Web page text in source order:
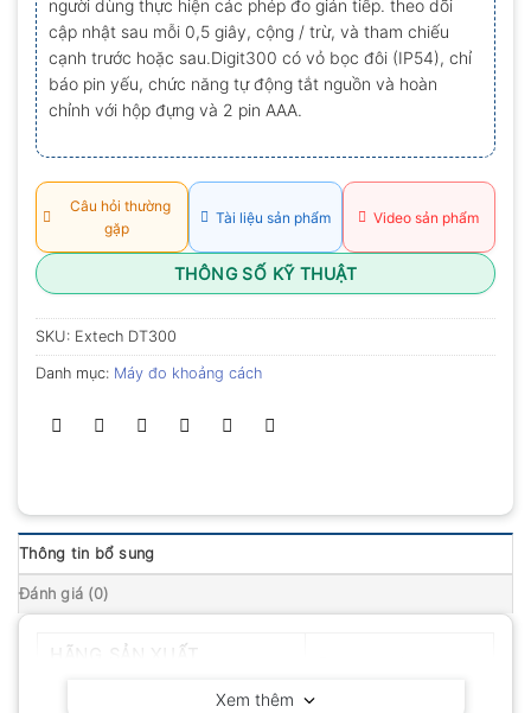
người dùng thực hiện các phép đo gián tiếp. theo dõi
cập nhật sau mỗi 0,5 giây, cộng / trừ, và tham chiếu
cạnh trước hoặc sau.Digit300 có vỏ bọc đôi (IP54), chỉ
báo pin yếu, chức năng tự động tắt nguồn và hoàn
chỉnh với hộp đựng và 2 pin AAA.
Câu hỏi thường
gặp
Tài liệu sản phẩm Video sản phẩm
THÔNG SỐ KỸ THUẬT
SKU: Extech DT300
Danh mục: Máy đo khoảng cách
Thông tin bổ sung
Đánh giá (0)
Xem thêm